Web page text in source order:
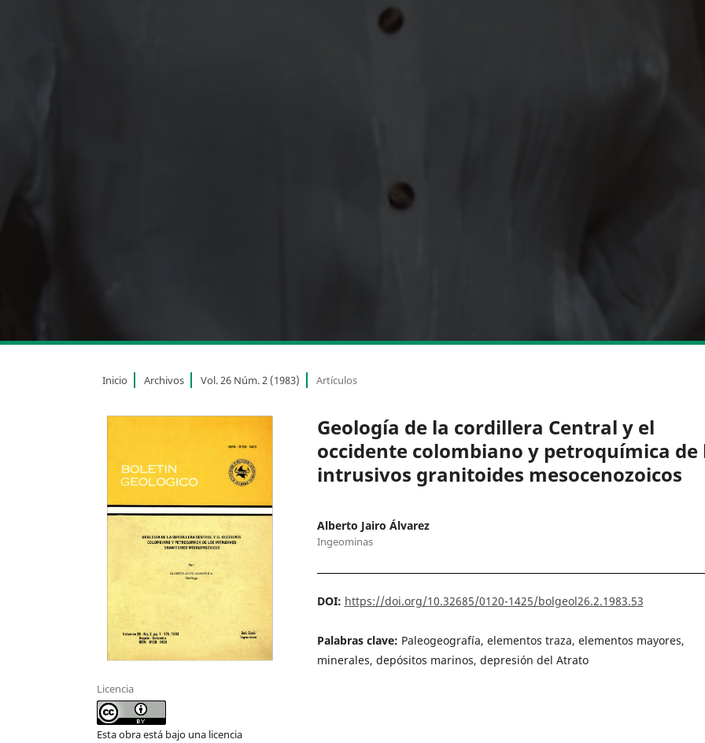
Inicio Archivos Vol. 26 Núm. 2 (1983) Artículos
Geología de la cordillera Central y el
occidente colombiano y petroquímica de
intrusivos granitoides mesocenozoicos
Alberto Jairo Álvarez
Ingeominas
DOI: https://doi.org/10.32685/0120-1425/bolgeol26.2.1983.53
Palabras clave: Paleogeografía, elementos traza, elementos mayores,
minerales, depósitos marinos, depresión del Atrato
Licencia
Esta obra está bajo una licencia